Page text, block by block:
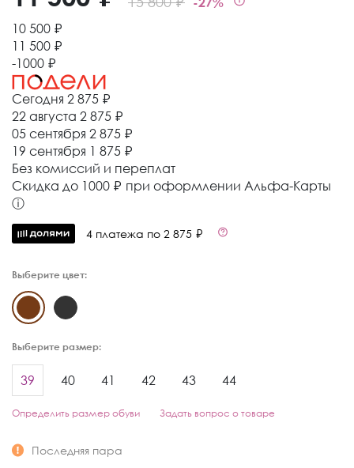
10 500 ₽
11 500 ₽
-1000 ₽
Сегодня 2 875 ₽
22 августа 2 875 ₽
05 сентября 2 875 ₽
19 сентября 1 875 ₽
Без комиссий и переплат
Cкидка до 1000 ₽ при оформлении Альфа-Карты
ⓘ
4 платежа по 2 875 ₽
Выберите цвет:
Выберите размер:
39 40 41 42 43 44
Определить размер обуви Задать вопрос о товаре
Последняя пара